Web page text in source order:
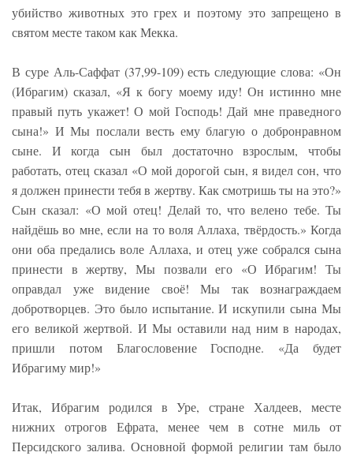
убийство животных это грех и поэтому это запрещено в
святом месте таком как Мекка.
В суре Аль-Саффат (37,99-109) есть следующие слова: «Он
(Ибрагим) сказал, «Я к богу моему иду! Он истинно мне
правый путь укажет! О мой Господь! Дай мне праведного
сына!» И Мы послали весть ему благую о добронравном
сыне. И когда сын был достаточно взрослым, чтобы
работать, отец сказал «О мой дорогой сын, я видел сон, что
я должен принести тебя в жертву. Как смотришь ты на это?»
Сын сказал: «О мой отец! Делай то, что велено тебе. Ты
найдёшь во мне, если на то воля Аллаха, твёрдость.» Когда
они оба предались воле Аллаха, и отец уже собрался сына
принести в жертву, Мы позвали его «О Ибрагим! Ты
оправдал уже видение своё! Мы так вознаграждаем
добротворцев. Это было испытание. И искупили сына Мы
его великой жертвой. И Мы оставили над ним в народах,
пришли потом Благословение Господне. «Да будет
Ибрагиму мир!»
Итак, Ибрагим родился в Уре, стране Халдеев, месте
нижних отрогов Ефрата, менее чем в сотне миль от
Персидского залива. Основной формой религии там было